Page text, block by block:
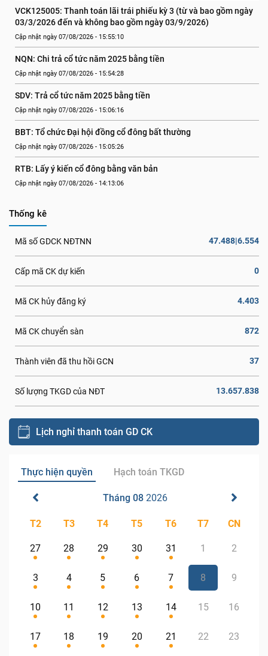
VCK125005: Thanh toán lãi trái phiếu kỳ 3 (từ và bao gồm ngày
03/3/2026 đến và không bao gồm ngày 03/9/2026)
Cập nhật ngày 07/08/2026 - 15:55:10
NQN: Chi trả cổ tức năm 2025 bằng tiền
Cập nhật ngày 07/08/2026 - 15:54:28
SDV: Trả cổ tức năm 2025 bằng tiền
Cập nhật ngày 07/08/2026 - 15:06:16
BBT: Tổ chức Đại hội đồng cổ đông bất thường
Cập nhật ngày 07/08/2026 - 15:05:26
RTB: Lấy ý kiến cổ đông bằng văn bản
Cập nhật ngày 07/08/2026 - 14:13:06
Thống kê
Mã số GDCK NĐTNN 47.488|6.554
Cấp mã CK dự kiến 0
Mã CK hủy đăng ký 4.403
Mã CK chuyển sàn 872
Thành viên đã thu hồi GCN 37
Số lượng TKGD của NĐT 13.657.838
Lịch nghỉ thanh toán GD CK
Thực hiện quyền Hạch toán TKGD
Tháng 08 2026
T2 T3 T4 T5 T6 T7 CN
27 28 29 30 31 1 2
3 4 5 6 7 8 9
10 11 12 13 14 15 16
17 18 19 20 21 22 23